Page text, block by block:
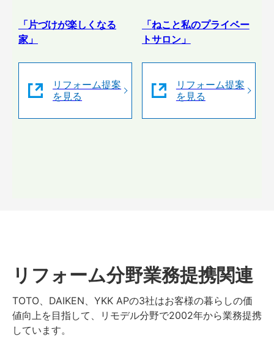
「片づけが楽しくなる
家」
リフォーム提案
を見る
「ねこと私のプライベー
トサロン」
リフォーム提案
を見る
リフォーム分野業務提携関連
TOTO、DAIKEN、YKK APの3社はお客様の暮らしの価
値向上を目指して、リモデル分野で2002年から業務提携
しています。